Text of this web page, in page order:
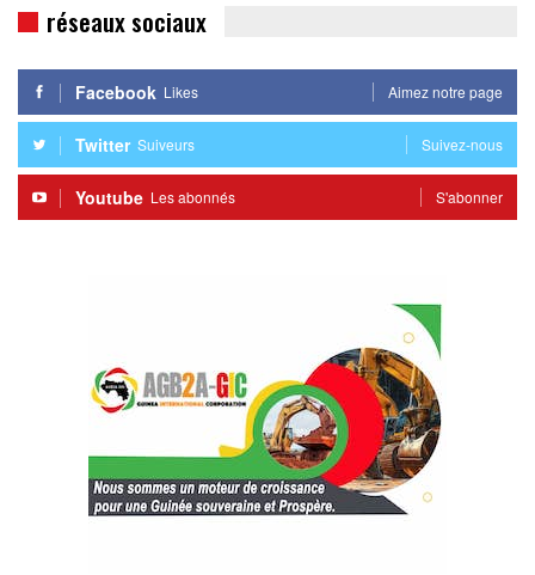
réseaux sociaux
Facebook Likes Aimez notre page
Twitter Suiveurs Suivez-nous
Youtube Les abonnés S'abonner